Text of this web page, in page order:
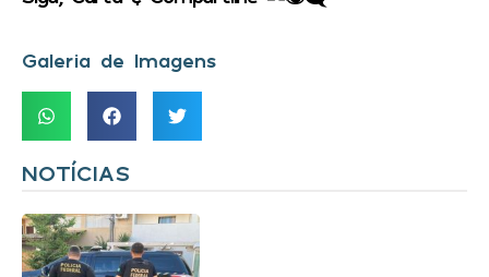
Galeria de Imagens
NOTÍCIAS